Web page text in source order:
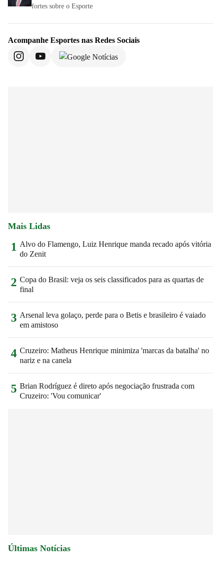
fortes sobre o Esporte
Acompanhe Esportes nas Redes Sociais
Mais Lidas
1 Alvo do Flamengo, Luiz Henrique manda recado após vitória
do Zenit
2 Copa do Brasil: veja os seis classificados para as quartas de
final
3 Arsenal leva golaço, perde para o Betis e brasileiro é vaiado
em amistoso
4 Cruzeiro: Matheus Henrique minimiza 'marcas da batalha' no
nariz e na canela
5 Brian Rodríguez é direto após negociação frustrada com
Cruzeiro: 'Vou comunicar'
Últimas Notícias